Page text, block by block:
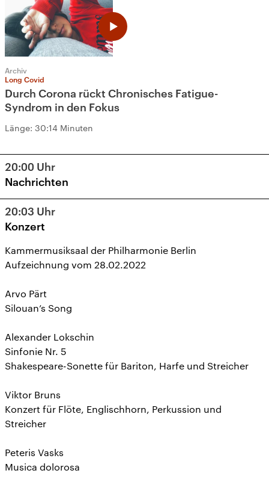
Archiv
Long Covid
Durch Corona rückt Chronisches Fatigue-
Syndrom in den Fokus
Länge: 30:14 Minuten
20:00 Uhr
Nachrichten
20:03 Uhr
Konzert
Kammermusiksaal der Philharmonie Berlin
Aufzeichnung vom 28.02.2022
Arvo Pärt
Silouan’s Song
Alexander Lokschin
Sinfonie Nr. 5
Shakespeare-Sonette für Bariton, Harfe und Streicher
Viktor Bruns
Konzert für Flöte, Englischhorn, Perkussion und
Streicher
Peteris Vasks
Musica dolorosa